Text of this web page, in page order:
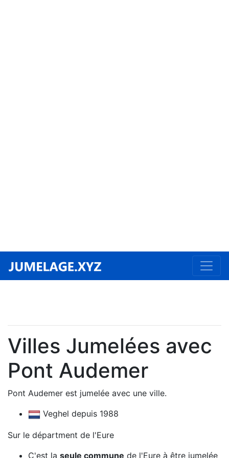
Villes Jumelées avec
Pont Audemer
Pont Audemer est jumelée avec une ville.
Veghel depuis 1988
Sur le départment de l'Eure
C'est la seule commune de l'Eure à être jumelée